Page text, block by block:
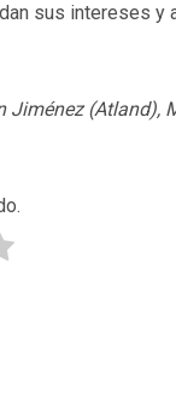
sus intereses
Jiménez (Atland),